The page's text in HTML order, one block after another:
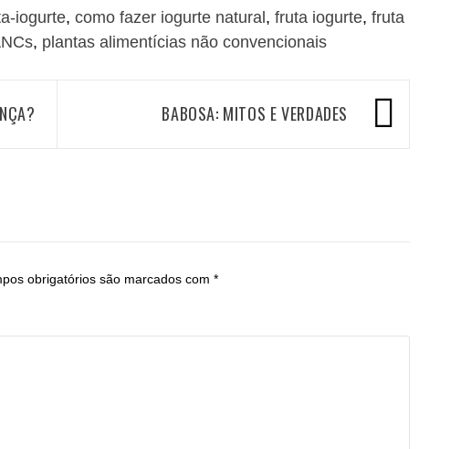
iogurte, como fazer iogurte natural, fruta iogurte, fruta
, plantas alimentícias não convencionais
BABOSA: MITOS E VERDADES
obrigatórios são marcados com *